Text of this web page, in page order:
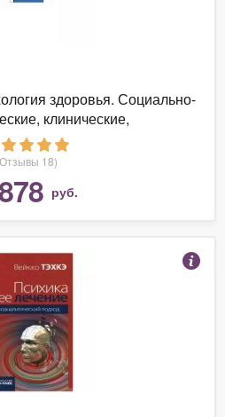
здоровья. Социально-
клинические,
проблемы и
помощь"
18)
руб.